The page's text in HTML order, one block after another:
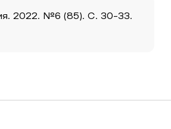
2022. №6 (85). С. 30-33.